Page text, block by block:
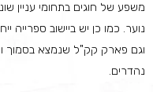
משפע של חוגים בתחומי עניין
נוער. כמו כן יש ביישוב ספרייה
וגם פארק קק"ל שנמצא בסמוך
נהדרים.